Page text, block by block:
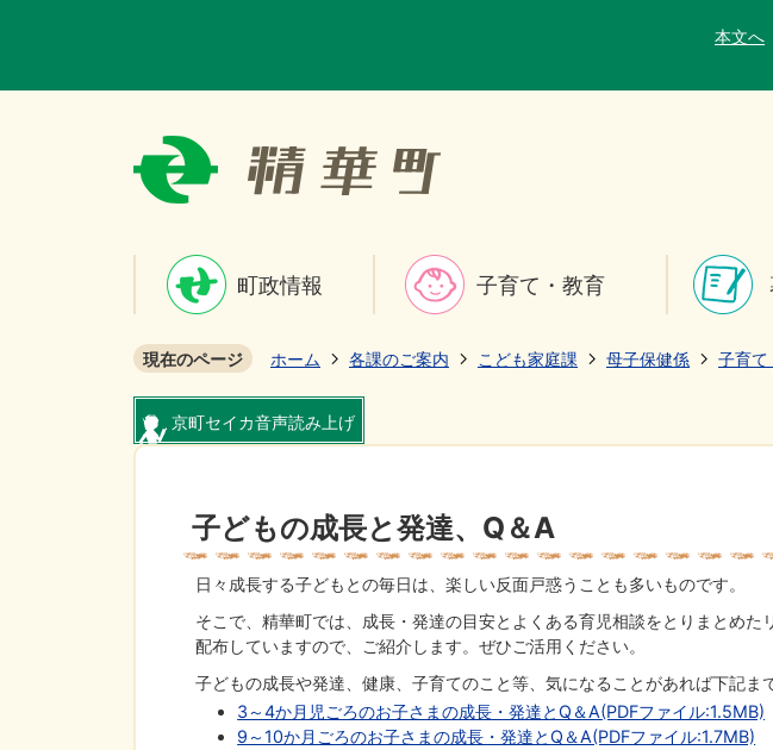
本文へ
町政情報 子育て・教育
現在のページ ホーム 各課のご案内 こども家庭課 母子保健係 子育て
京町セイカ音声読み上げ
子どもの成長と発達、Q＆A
日々成長する子どもとの毎日は、楽しい反面戸惑うことも多いものです。
そこで、精華町では、成長・発達の目安とよくある育児相談をとりまとめた
配布していますので、ご紹介します。ぜひご活用ください。
子どもの成長や発達、健康、子育てのこと等、気になることがあれば下記ま
3～4か月児ごろのお子さまの成長・発達とQ＆A(PDFファイル:1.5MB)
9～10か月ごろのお子さまの成長・発達とQ＆A(PDFファイル:1.7MB)